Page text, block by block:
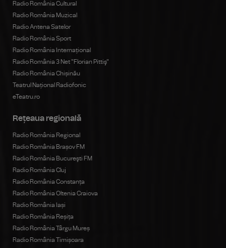
Radio România Cultural
Radio România Muzical
Radio Antena Satelor
Radio România Sport
Radio România Internațional
Radio România 3 Net "Florian Pittiş"
Radio România Chișinău
Teatrul Național Radiofonic
eTeatru.ro
Rețeaua regională
Radio România Regional
Radio România Brașov FM
Radio România Bucureşti FM
Radio România Cluj
Radio România Constanța
Radio România Oltenia Craiova
Radio România Iași
Radio România Reșița
Radio România Târgu Mureș
Radio România Timișoara